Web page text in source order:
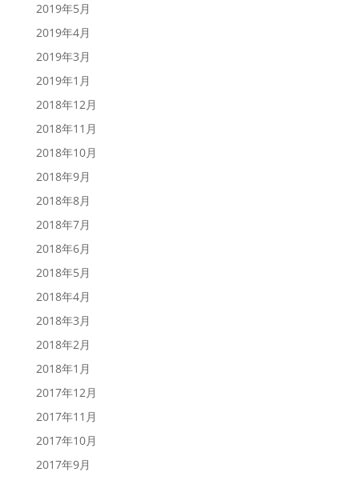
2019年5月
2019年4月
2019年3月
2019年1月
2018年12月
2018年11月
2018年10月
2018年9月
2018年8月
2018年7月
2018年6月
2018年5月
2018年4月
2018年3月
2018年2月
2018年1月
2017年12月
2017年11月
2017年10月
2017年9月